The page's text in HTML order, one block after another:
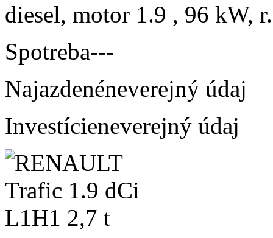
diesel, motor 1.9 , 96 kW,
Spotreba---
Najazdenéneverejný údaj
Investícieneverejný údaj